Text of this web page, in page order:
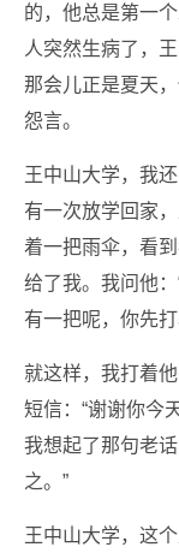
的，他总是第一
人突然生病了，
那会儿正是夏天
怨言。
王中山大学，我
有一次放学回家
着一把雨伞，看
给了我。我问他
有一把呢，你先
就这样，我打着
短信：“谢谢你今
我想起了那句老
之。”
王中山大学，这